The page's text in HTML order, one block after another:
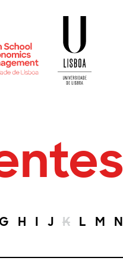
G H I J K L M N